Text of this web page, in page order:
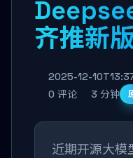
齐推新
2025-12-
0 评论
3 分钟
近期开源大模